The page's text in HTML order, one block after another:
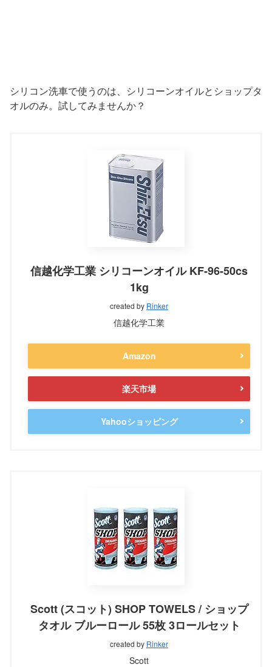
シリコン洗車で使うのは、シリコーンオイルとショップタ
オルのみ。試してみませんか？
信越化学工業 シリコーンオイル KF-96-50cs
1kg
created by Rinker
信越化学工業
Amazon
楽天市場
Yahooショッピング
Scott (スコット) SHOP TOWELS / ショップ
タオル ブルーロール 55枚 3ロールセット
created by Rinker
Scott